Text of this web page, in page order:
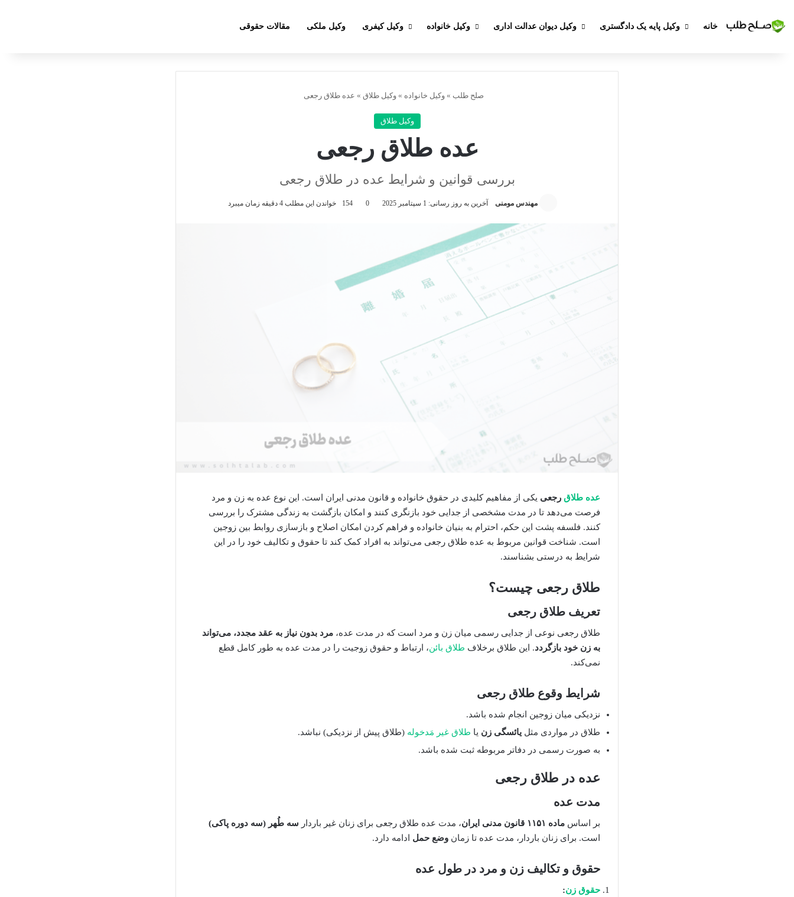
خانه وکیل پایه یک دادگستری وکیل دیوان عدالت اداری وکیل خانواده وکیل کیفری وکیل ملکی مقالات حقوقی
صلح طلب » وکیل خانواده » وکیل طلاق » عده طلاق رجعی
وکیل طلاق
عده طلاق رجعی
بررسی قوانین و شرایط عده در طلاق رجعی
مهندس مومنی آخرین به روز رسانی: 1 سپتامبر 2025 0 خواندن این مطلب 4 دقیقه زمان میبرد
عده طلاق رجعی یکی از مفاهیم کلیدی در حقوق خانواده و قانون مدنی ایران است. این نوع عده به زن و مرد
فرصت می‌دهد تا در مدت مشخصی از جدایی خود بازنگری کنند و امکان بازگشت به زندگی مشترک را بررسی
کنند. فلسفه پشت این حکم، احترام به بنیان خانواده و فراهم کردن امکان اصلاح و بازسازی روابط بین زوجین
است. شناخت قوانین مربوط به عده طلاق رجعی می‌تواند به افراد کمک کند تا حقوق و تکالیف خود را در این
شرایط به درستی بشناسند.
طلاق رجعی چیست؟
تعریف طلاق رجعی
طلاق رجعی نوعی از جدایی رسمی میان زن و مرد است که در مدت عده، مرد بدون نیاز به عقد مجدد، می‌تواند
به زن خود بازگردد. این طلاق برخلاف طلاق بائن، ارتباط و حقوق زوجیت را در مدت عده به طور کامل قطع
نمی‌کند.
شرایط وقوع طلاق رجعی
نزدیکی میان زوجین انجام شده باشد.
طلاق در مواردی مثل یائسگی زن یا طلاق غیر مَدخوله (طلاق پیش از نزدیکی) نباشد.
به صورت رسمی در دفاتر مربوطه ثبت شده باشد.
عده در طلاق رجعی
مدت عده
بر اساس ماده ۱۱۵۱ قانون مدنی ایران ، مدت عده طلاق رجعی برای زنان غیر باردار سه طُهر (سه دوره پاکی)
است. برای زنان باردار، مدت عده تا زمان وضع حمل ادامه دارد.
حقوق و تکالیف زن و مرد در طول عده
حقوق زن: